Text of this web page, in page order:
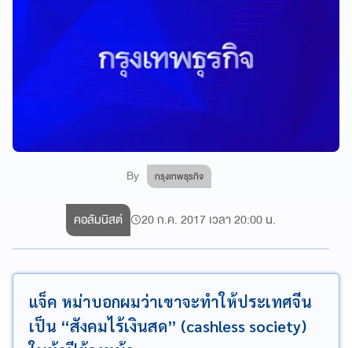
By กรุงเทพธุรกิจ
คอลัมนิสต์ 20 ก.ค. 2017 เวลา 20:00 น.
แจ็ค หม่าบอกผมว่าเขาจะทำให้ประเทศจีน
เป็น “สังคมไร้เงินสด” (cashless society)